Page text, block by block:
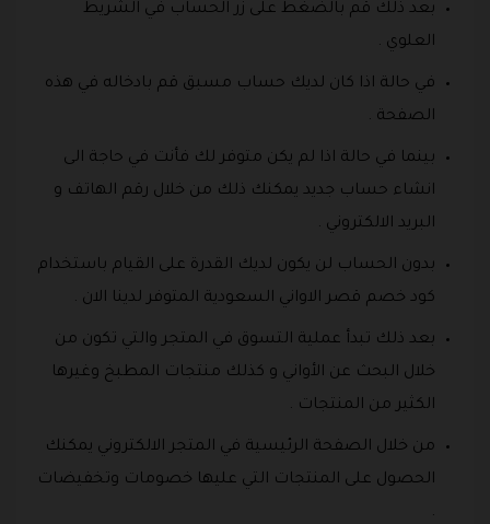
بعد ذلك قم بالضغط على زر الحساب في الشريط
العلوي .
في حالة اذا كان لديك حساب مسبق قم بادخاله في هذه
الصفحة .
بينما في حالة اذا لم يكن متوفر لك فأنت في حاجة الى
انشاء حساب جديد يمكنك ذلك من خلال رقم الهاتف و
البريد الالكتروني .
بدون الحساب لن يكون لديك القدرة على القيام باستخدام
كود خصم قصر الاواني السعودية المتوفر لدينا الان .
بعد ذلك تبدأ عملية التسوق في المتجر والتي تكون من
خلال البحث عن الأواني و كذلك منتجات المطبخ وغيرها
الكثير من المنتجات .
من خلال الصفحة الرئيسية في المتجر الالكتروني يمكنك
الحصول على المنتجات التي عليها خصومات وتخفيضات
.